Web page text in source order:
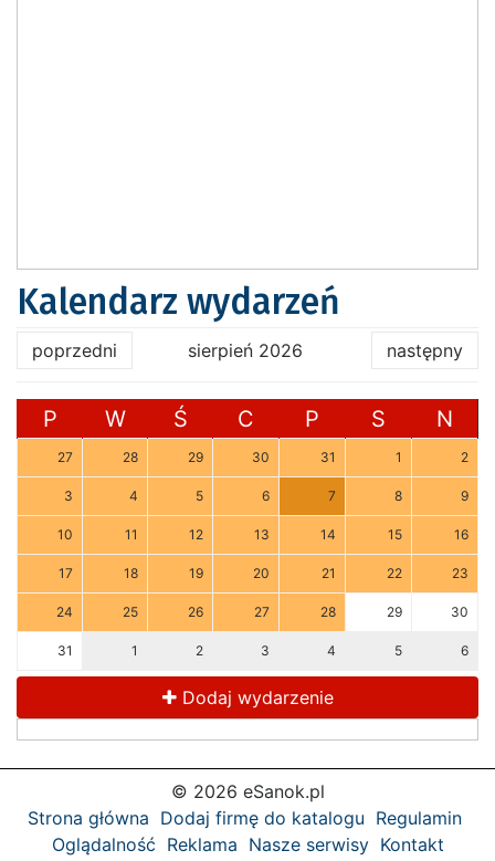
Kalendarz wydarzeń
poprzedni sierpień 2026 następny
P W Ś C P S N
27 28 29 30 31 1 2
3 4 5 6 7 8 9
10 11 12 13 14 15 16
17 18 19 20 21 22 23
24 25 26 27 28 29 30
31 1 2 3 4 5 6
Dodaj wydarzenie
© 2026 eSanok.pl
Strona główna Dodaj firmę do katalogu Regulamin
Oglądalność Reklama Nasze serwisy Kontakt